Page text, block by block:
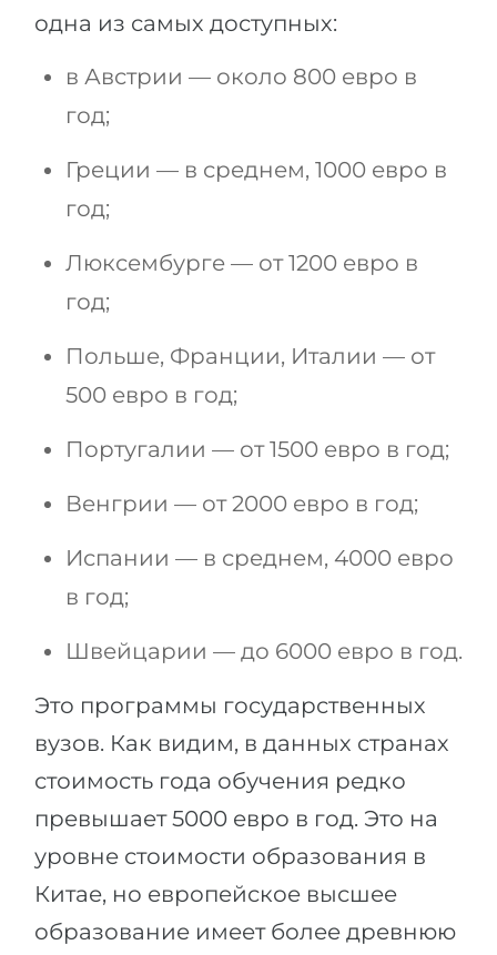
одна из самых доступных:
в Австрии — около 800 евро в
год;
Греции — в среднем, 1000 евро в
год;
Люксембурге — от 1200 евро в
год;
Польше, Франции, Италии — от
500 евро в год;
Португалии — от 1500 евро в год;
Венгрии — от 2000 евро в год;
Испании — в среднем, 4000 евро
в год;
Швейцарии — до 6000 евро в год.
Это программы государственных
вузов. Как видим, в данных странах
стоимость года обучения редко
превышает 5000 евро в год. Это на
уровне стоимости образования в
Китае, но европейское высшее
образование имеет более древнюю